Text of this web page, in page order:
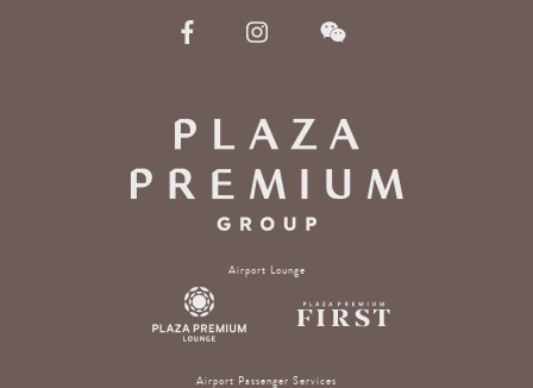
Airport Lounge
Airport Passenger Services